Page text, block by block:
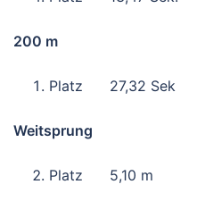
200 m
Platz 27,32 Sek
Weitsprung
Platz 5,10 m